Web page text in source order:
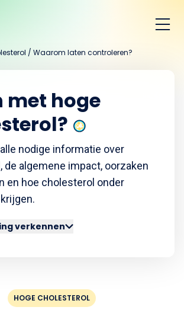
/ Waarom laten controleren?
met hoge
nodige informatie over
de algemene impact, oorzaken
en hoe cholesterol onder
verkennen
HOGE CHOLESTEROL